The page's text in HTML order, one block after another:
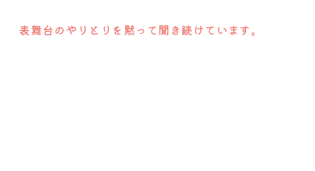
表舞台のやりとりを黙って聞き続けています。